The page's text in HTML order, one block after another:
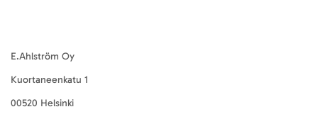
E.Ahlström Oy
Kuortaneenkatu 1
00520 Helsinki